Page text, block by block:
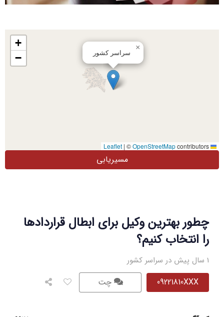
چطور بهترین وکیل برای ابطال قراردادها
را انتخاب کنیم؟
1 سال پیش در سراسر کشور
09221810XXX چت
سراسر کشور
×
+
−
| ©OpenStreetMapcontributors
مسیریابی